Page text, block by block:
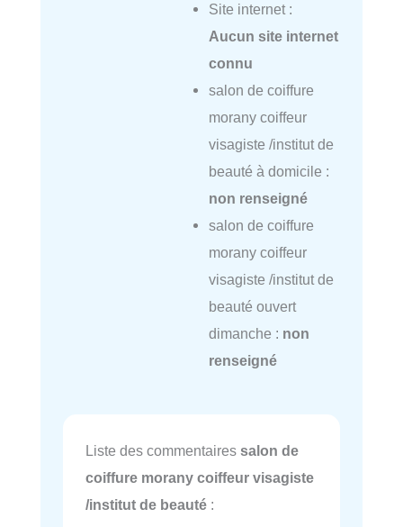
Site internet :
Aucun site internet
connu
salon de coiffure
morany coiffeur
visagiste /institut de
beauté à domicile :
non renseigné
salon de coiffure
morany coiffeur
visagiste /institut de
beauté ouvert
dimanche : non
renseigné
Liste des commentaires salon de
coiffure morany coiffeur visagiste
/institut de beauté :